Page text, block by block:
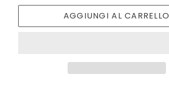
AGGIUNGI AL CARRELLO